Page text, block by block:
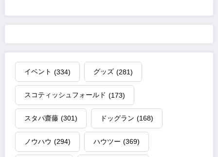
イベント (334) グッズ (281)
スコティッシュフォールド (173)
スタパ齋藤 (301) ドッグラン (168)
ノウハウ (294) ハウツー (369)